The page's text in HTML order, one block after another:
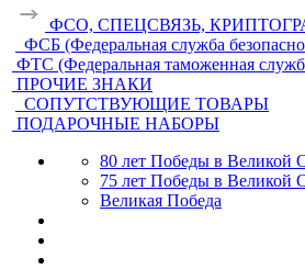
ФСО, СПЕЦСВЯЗЬ,
ФСБ (Федеральная служба
ФТС (Федеральная таможенная
ПРОЧИЕ ЗНАКИ
СОПУТСТВУЮЩИЕ ТОВАРЫ
ПОДАРОЧНЫЕ НАБОРЫ
80 лет Победы в Великой
75 лет Победы в Великой
Великая Победа